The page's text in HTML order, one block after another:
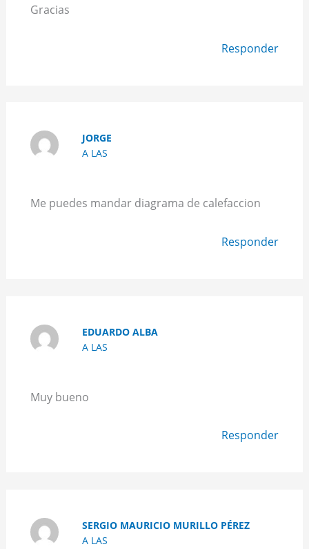
Gracias
Responder
JORGE
A LAS
Me puedes mandar diagrama de calefaccion
Responder
EDUARDO ALBA
A LAS
Muy bueno
Responder
SERGIO MAURICIO MURILLO PÉREZ
A LAS